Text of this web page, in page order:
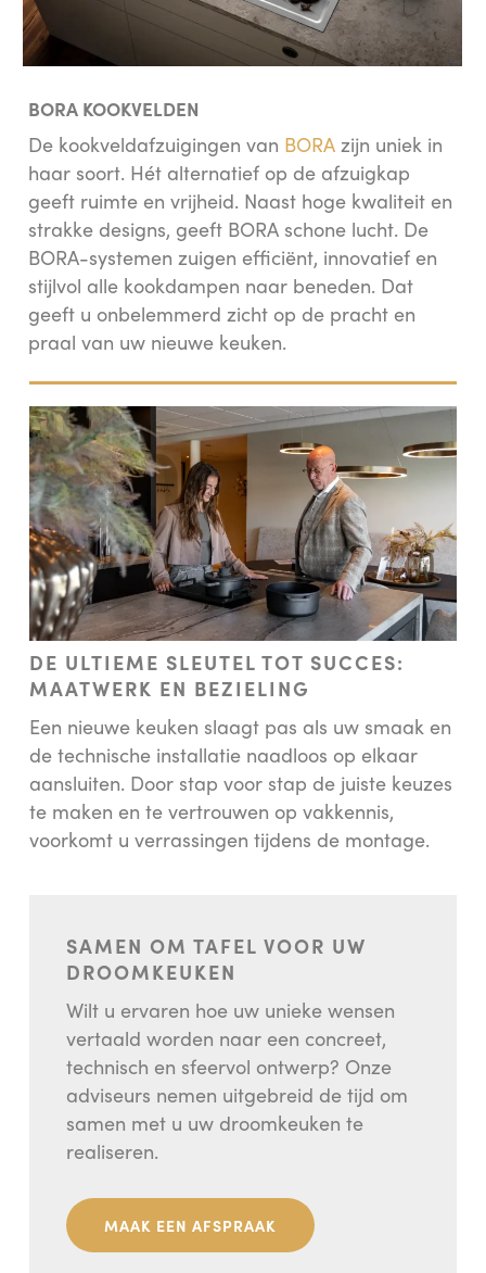
BORA KOOKVELDEN
De kookveldafzuigingen van BORAzijn uniek in
haar soort. Hét alternatief op de afzuigkap
geeft ruimte en vrijheid. Naast hoge kwaliteit en
strakke designs, geeft BORA schone lucht. De
BORA-systemen zuigen efficiënt, innovatief en
stijlvol alle kookdampen naar beneden. Dat
geeft u onbelemmerd zicht op de pracht en
praal van uw nieuwe keuken.
DE ULTIEME SLEUTEL TOT SUCCES:
MAATWERK EN BEZIELING
Een nieuwe keuken slaagt pas als uw smaak en
de technische installatie naadloos op elkaar
aansluiten. Door stap voor stap de juiste keuzes
te maken en te vertrouwen op vakkennis,
voorkomt u verrassingen tijdens de montage.
SAMEN OM TAFEL VOOR UW
DROOMKEUKEN
Wilt u ervaren hoe uw unieke wensen
vertaald worden naar een concreet,
technisch en sfeervol ontwerp? Onze
adviseurs nemen uitgebreid de tijd om
samen met u uw droomkeuken te
realiseren.
MAAK EEN AFSPRAAK